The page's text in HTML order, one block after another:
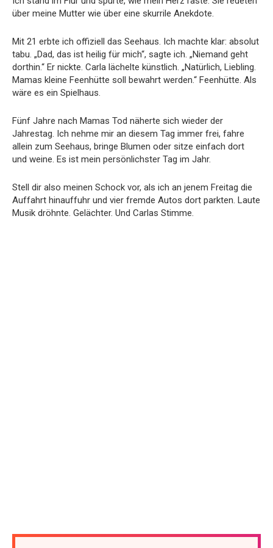
über meine Mutter wie über eine skurrile Anekdote.
Mit 21 erbte ich offiziell das Seehaus. Ich machte klar: absolut
tabu. „Dad, das ist heilig für mich“, sagte ich. „Niemand geht
dorthin.“ Er nickte. Carla lächelte künstlich. „Natürlich, Liebling.
Mamas kleine Feenhütte soll bewahrt werden.“ Feenhütte. Als
wäre es ein Spielhaus.
Fünf Jahre nach Mamas Tod näherte sich wieder der
Jahrestag. Ich nehme mir an diesem Tag immer frei, fahre
allein zum Seehaus, bringe Blumen oder sitze einfach dort
und weine. Es ist mein persönlichster Tag im Jahr.
Stell dir also meinen Schock vor, als ich an jenem Freitag die
Auffahrt hinauffuhr und vier fremde Autos dort parkten. Laute
Musik dröhnte. Gelächter. Und Carlas Stimme.